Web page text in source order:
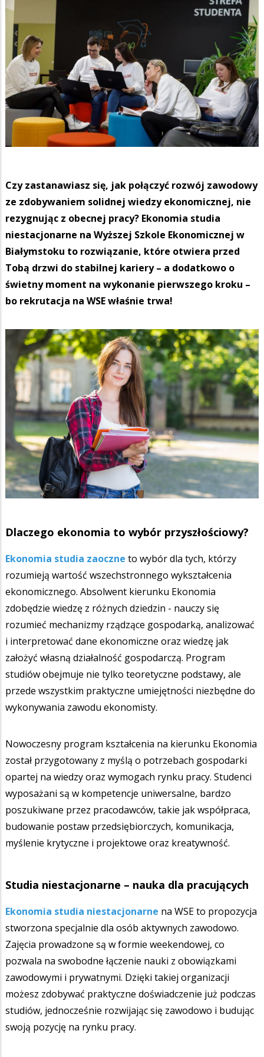
Czy zastanawiasz się, jak połączyć rozwój zawodowy
ze zdobywaniem solidnej wiedzy ekonomicznej, nie
rezygnując z obecnej pracy? Ekonomia studia
niestacjonarne na Wyższej Szkole Ekonomicznej w
Białymstoku to rozwiązanie, które otwiera przed
Tobą drzwi do stabilnej kariery – a dodatkowo o
świetny moment na wykonanie pierwszego kroku –
bo rekrutacja na WSE właśnie trwa!
Dlaczego ekonomia to wybór przyszłościowy?
Ekonomia studia zaoczne to wybór dla tych, którzy
rozumieją wartość wszechstronnego wykształcenia
ekonomicznego. Absolwent kierunku Ekonomia
zdobędzie wiedzę z różnych dziedzin - nauczy się
rozumieć mechanizmy rządzące gospodarką, analizować
i interpretować dane ekonomiczne oraz wiedzę jak
założyć własną działalność gospodarczą. Program
studiów obejmuje nie tylko teoretyczne podstawy, ale
przede wszystkim praktyczne umiejętności niezbędne do
wykonywania zawodu ekonomisty.
Nowoczesny program kształcenia na kierunku Ekonomia
został przygotowany z myślą o potrzebach gospodarki
opartej na wiedzy oraz wymogach rynku pracy. Studenci
wyposażani są w kompetencje uniwersalne, bardzo
poszukiwane przez pracodawców, takie jak współpraca,
budowanie postaw przedsiębiorczych, komunikacja,
myślenie krytyczne i projektowe oraz kreatywność.
Studia niestacjonarne – nauka dla pracujących
Ekonomia studia niestacjonarne na WSE to propozycja
stworzona specjalnie dla osób aktywnych zawodowo.
Zajęcia prowadzone są w formie weekendowej, co
pozwala na swobodne łączenie nauki z obowiązkami
zawodowymi i prywatnymi. Dzięki takiej organizacji
możesz zdobywać praktyczne doświadczenie już podczas
studiów, jednocześnie rozwijając się zawodowo i budując
swoją pozycję na rynku pracy.